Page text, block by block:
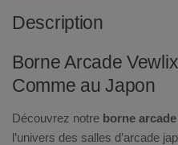
Description
Borne Arcade
Comme au Japon
Découvrez notre borne
l’univers des salles d’arcade